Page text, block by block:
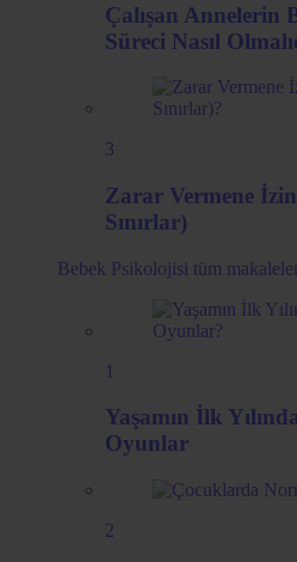
Çalışan Annelerin
Süreci Nasıl
3
Zarar Vermene İzin
Sınırlar)
Bebek Psikolojisi tüm
1
Yaşamın İlk
Oyunlar
2